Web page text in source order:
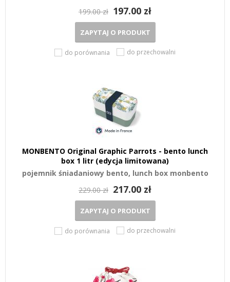
199.00 zł 197.00 zł
ZAPYTAJ O PRODUKT
do porównania do przechowalni
MONBENTO Original Graphic Parrots - bento lunch
box 1 litr (edycja limitowana)
pojemnik śniadaniowy bento, lunch box monbento
229.00 zł 217.00 zł
ZAPYTAJ O PRODUKT
do porównania do przechowalni